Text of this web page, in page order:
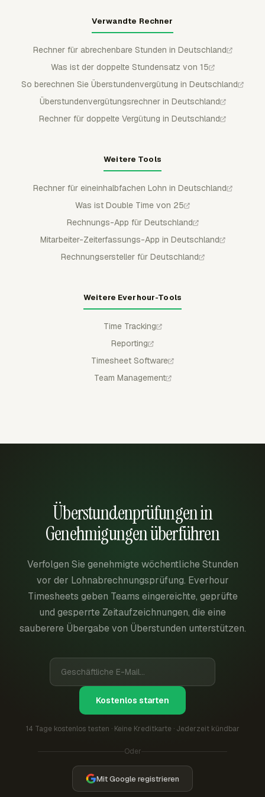
Verwandte Rechner
Rechner für abrechenbare Stunden in Deutschland
Was ist der doppelte Stundensatz von 15
So berechnen Sie Überstundenvergütung in Deutschland
Überstundenvergütungsrechner in Deutschland
Rechner für doppelte Vergütung in Deutschland
Weitere Tools
Rechner für eineinhalbfachen Lohn in Deutschland
Was ist Double Time von 25
Rechnungs-App für Deutschland
Mitarbeiter-Zeiterfassungs-App in Deutschland
Rechnungsersteller für Deutschland
Weitere Everhour-Tools
Time Tracking
Reporting
Timesheet Software
Team Management
Überstundenprüfungen in
Genehmigungen überführen
Verfolgen Sie genehmigte wöchentliche Stunden
vor der Lohnabrechnungsprüfung. Everhour
Timesheets geben Teams eingereichte, geprüfte
und gesperrte Zeitaufzeichnungen, die eine
sauberere Übergabe von Überstunden unterstützen.
Kostenlos starten
14 Tage kostenlos testen · Keine Kreditkarte · Jederzeit kündbar
Oder
Mit Google registrieren